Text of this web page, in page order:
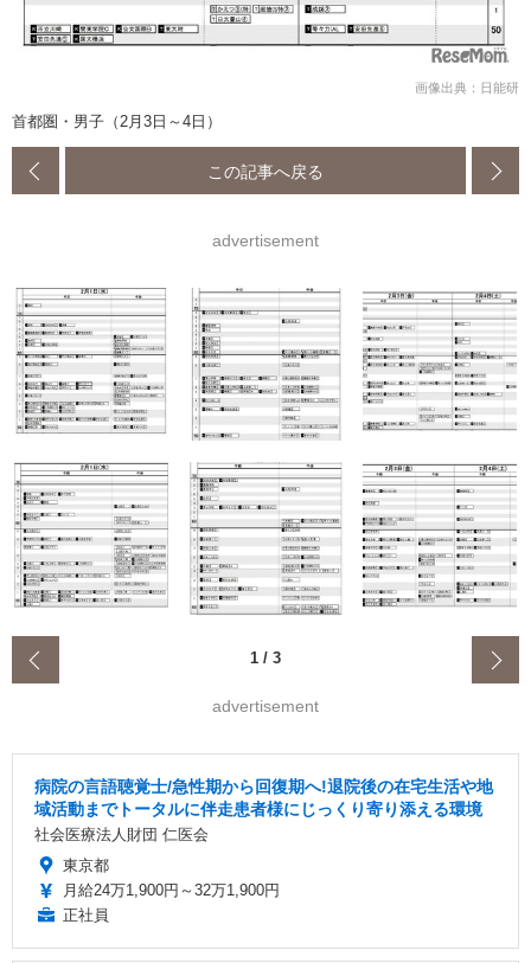
画像出典：日能研
首都圏・男子（2月3日～4日）
この記事へ戻る
advertisement
1 / 3
advertisement
病院の言語聴覚士/急性期から回復期へ!退院後の在宅生活や地
域活動までトータルに伴走患者様にじっくり寄り添える環境
社会医療法人財団 仁医会
東京都
月給24万1,900円～32万1,900円
正社員